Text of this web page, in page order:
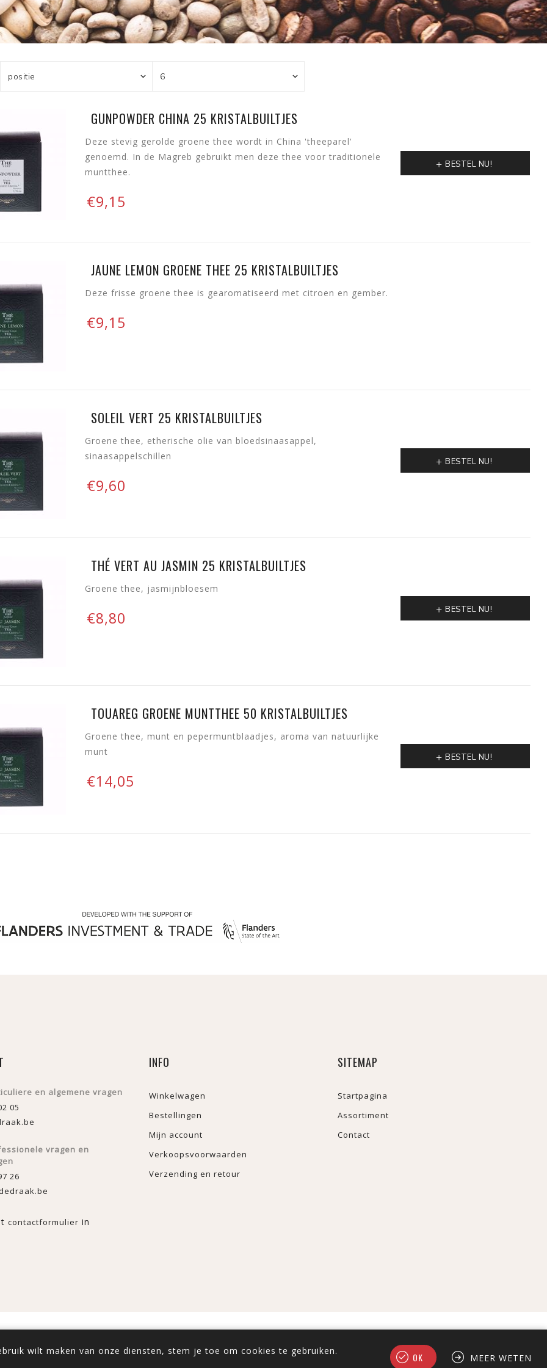
GUNPOWDER CHINA 25 KRISTALBUILTJES
Deze stevig gerolde groene thee wordt in China 'theeparel'
genoemd. In de Magreb gebruikt men deze thee voor traditionele
muntthee.
€9,15
BESTEL NU!
JAUNE LEMON GROENE THEE 25 KRISTALBUILTJES
Deze frisse groene thee is gearomatiseerd met citroen en gember.
€9,15
SOLEIL VERT 25 KRISTALBUILTJES
Groene thee, etherische olie van bloedsinaasappel,
sinaasappelschillen
€9,60
BESTEL NU!
THÉ VERT AU JASMIN 25 KRISTALBUILTJES
Groene thee, jasmijnbloesem
€8,80 BESTEL NU!
TOUAREG GROENE MUNTTHEE 50 KRISTALBUILTJES
Groene thee, munt en pepermuntblaadjes, aroma van natuurlijke
munt
€14,05
BESTEL NU!
en algemene vragen
05
vragen en
26
contactformulier in
INFO
Winkelwagen
Bestellingen
Mijn account
Verkoopsvoorwaarden
Verzending en retour
SITEMAP
Startpagina
Assortiment
Contact
BTW ingevoerd. Exclusiefverzenden
wilt maken van onze diensten, stem je toe om cookies te gebruiken.
OK MEER WETEN